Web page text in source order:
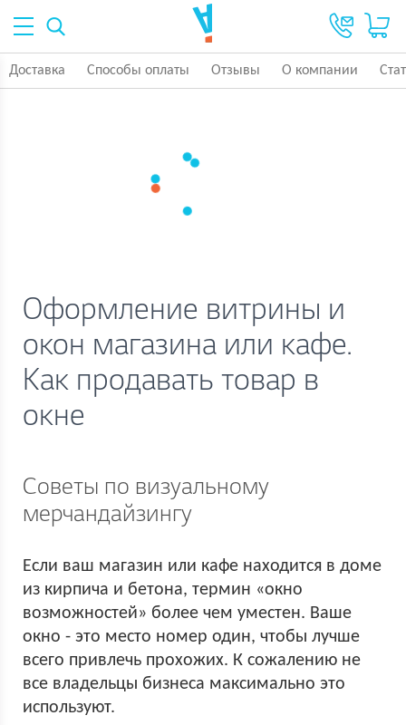
Доставка Способы оплаты Отзывы О компании
Оформление витрины и
окон магазина или кафе.
Как продавать товар в
окне
Советы по визуальному
мерчандайзингу
Если ваш магазин или кафе находится в доме
из кирпича и бетона, термин «окно
возможностей» более чем уместен. Ваше
окно - это место номер один, чтобы лучше
всего привлечь прохожих. К сожалению не
все владельцы бизнеса максимально это
используют.